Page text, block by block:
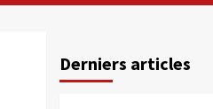
Derniers articles